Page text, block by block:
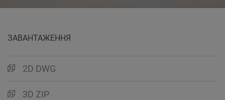
ЗАВАНТАЖЕННЯ
2D DWG
3D ZIP